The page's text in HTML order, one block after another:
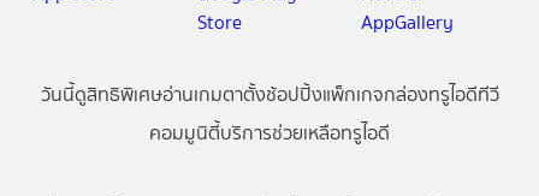
วันนี้ดูสิทธิพิเศษอ่านเกมตาตั้งช้อปปิ้งแพ็กเกจกล่องทรูไอดีทีวี
คอมมูนิตี้บริการช่วยเหลือทรูไอดี